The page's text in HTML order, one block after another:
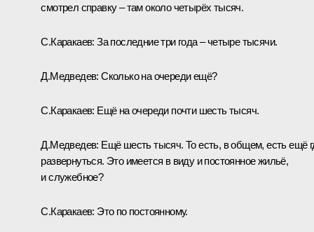
смотрел справку – там около четырёх тысяч.
С.Каракаев: За последние три года – четыре тысячи.
Д.Медведев: Сколько на очереди ещё?
С.Каракаев: Ещё на очереди почти шесть тысяч.
Д.Медведев: Ещё шесть тысяч. То есть, в общем, есть ещё
развернуться. Это имеется в виду и постоянное жильё,
и служебное?
С.Каракаев: Это по постоянному.